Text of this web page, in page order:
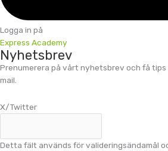
Logga in på
Express Academy
Nyhetsbrev
Prenumerera på vårt nyhetsbrev och få
mail.
X/Twitter
Detta fält används för valideringsändamål